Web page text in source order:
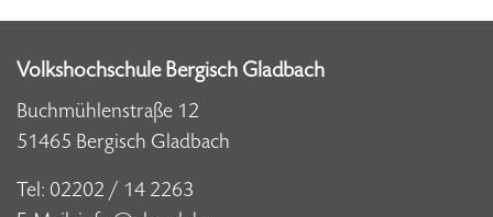
Volkshochschule Bergisch Gladbach
Buchmühlenstraße 12
51465 Bergisch Gladbach
Tel: 02202 / 14 2263